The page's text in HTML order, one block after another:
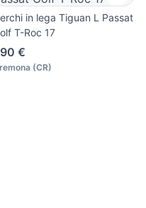
in lega Tiguan L Passat
T-Roc 17
€
(CR)